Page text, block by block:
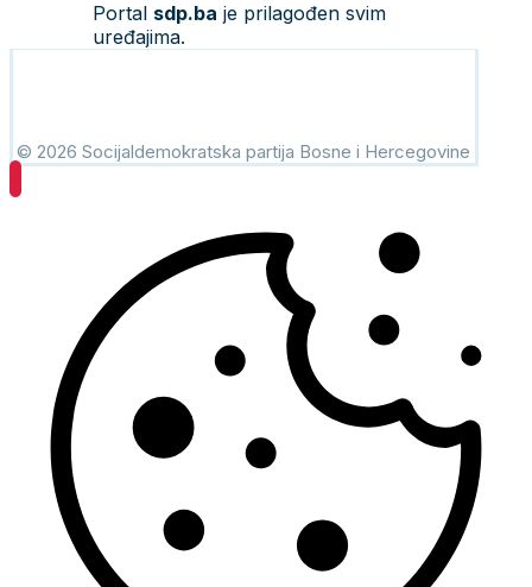
Portal sdp.ba je prilagođen svim
uređajima.
© 2026 Socijaldemokratska partija Bosne i Hercegovine